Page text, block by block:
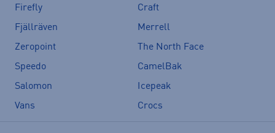
Firefly
Craft
Fjällräven
Merrell
Zeropoint
The North Face
Speedo
CamelBak
Salomon
Icepeak
Vans
Crocs